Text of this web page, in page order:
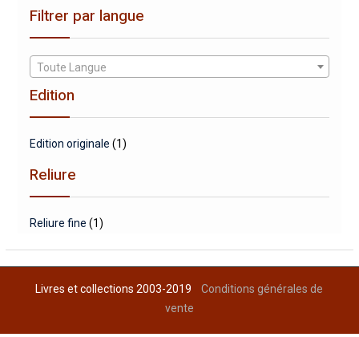
Filtrer par langue
Toute Langue
Edition
Edition originale (1)
Reliure
Reliure fine (1)
Livres et collections 2003-2019Conditions générales de
vente